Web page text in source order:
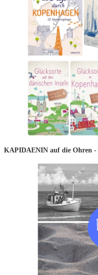
KAPIDAENIN auf die Ohren -